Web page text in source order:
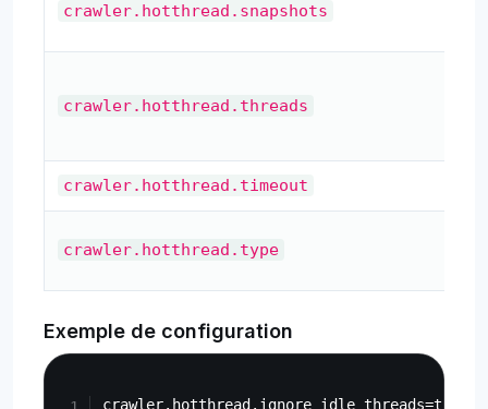
crawler.hotthread.snapshots
crawler.hotthread.threads
crawler.hotthread.timeout
crawler.hotthread.type
Exemple de configuration
crawler.hotthread.ignore_idle_threads=true